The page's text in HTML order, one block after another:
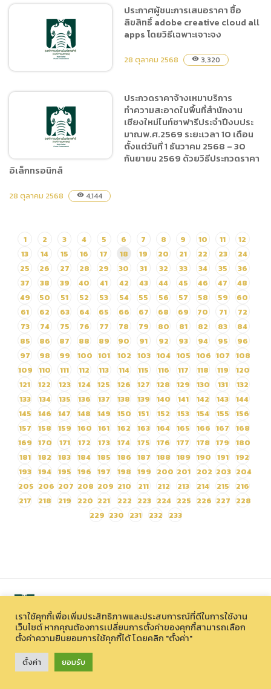
ประกาศผู้ชนะการเสนอราคา
จ้างจัดกิจกรรมวันฮาโลวีน
ประจำปี 2568 โดยวิธีเฉพาะ
เจาะจง
ประกาศผู้ชนะการเสนอราคา
ซื้อลิขสิทธิ์ adobe creative
cloud all apps โดยวิธี
เฉพาะเจาะจง
ประกาศผู้ชนะการเสนอราคา ซื้อ
ลิขสิทธิ์ adobe creative cloud all
apps โดยวิธีเฉพาะเจาะจง
28 ตุลาคม 2568 visibility 3,320
ประกวดราคาจ้างเหมาบริการ
ประจำปีงบประมาณพ.ศ.2569
ระยะเวลา 10 เดือน ตั้งแต่วันที่
1 ธันวาคม 2568 – 30
กันยายน 2569 ด้วยวิธี
ประกวดราคาอิเล็กทรอนิกส์
ประกวดราคาจ้างเหมาบริการ
ทำความสะอาดในพื้นที่สำนักงาน
เชียงใหม่ไนท์ซาฟารีประจำปีงบประ
มาณพ.ศ.2569 ระยะเวลา 10 เดือน
ตั้งแต่วันที่ 1 ธันวาคม 2568 – 30
กันยายน 2569 ด้วยวิธีประกวดราคา
อิเล็กทรอนิกส์
28 ตุลาคม 2568 visibility 4,144
1 2 3 4 5 6 7 8 9 10 11
12
13
14 15 16 17 18 19 20 21 22 23
24
25
26 27 28 29 30 31 32 33 34 35
36
37
38 39 40 41 42 43 44 45 46 47
48
49
50 51 52 53 54 55 56 57 58 59
60
61
62 63 64 65 66 67 68 69 70 71
72
73
74 75 76 77 78 79 80 81 82 83
84
85
86 87 88 89 90 91 92 93 94 95
96
97
98 99 100 101 102 103 104 105 106 107 108
109 110 111 112 113 114 115 116 117 118 119
120
121
122 123 124 125 126 127 128 129 130 131
132
133
134 135 136 137 138 139 140 141 142 143
144
145
146 147 148 149 150 151 152 153 154 155
156
157
158 159 160 161 162 163 164 165 166 167
168
169 170 171 172 173 174 175 176 177 178 179
180
181
182 183 184 185 186 187 188 189 190 191
192
193 194 195 196 197 198 199 200 201 202 203 204
205 206 207 208 209 210 211 212 213 214 215
216
217
218 219 220 221 222 223 224 225 226 227 228
229 230 231 232 233
สงวนลิขสิทธิ์ © 2026 องค์การบริหารไนท์ซาฟารี (องค์การมหาชน)
33 หมู่ที่ 12 ตำบลหนองควาย อำเภอหางดง จังหวัดเชียงใหม่ 50230
เราใช้คุกกี้เพื่อเพิ่มประสิทธิภาพและประสบการณ์ที่ดีในการใช้งาน
เว็บไซต์ หากคุณต้องการเปลี่ยนการตั้งค่าของคุกกี้สามารถเลือก
ตั้งค่าความยินยอมการใช้คุกกี้ได้ โดยคลิก "ตั้งค่า"
ตั้งค่า ยอมรับ